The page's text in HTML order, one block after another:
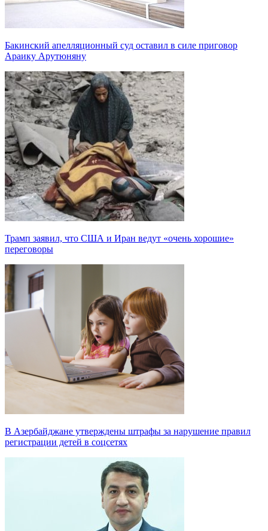
Бакинский апелляционный суд оставил в силе приговор
Араику Арутюняну
Трамп заявил, что США и Иран ведут «очень хорошие»
переговоры
В Азербайджане утверждены штрафы за нарушение правил
регистрации детей в соцсетях